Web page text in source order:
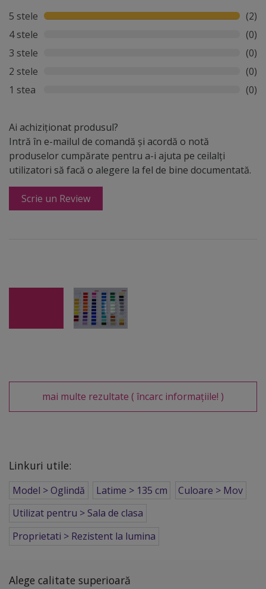
5 stele
(2)
4 stele
(0)
3 stele
(0)
2 stele
(0)
1 stea
(0)
Ai achiziționat produsul?
Intră în e-mailul de comandă și acordă o notă
produselor cumpărate pentru a-i ajuta pe ceilalți
utilizatori să facă o alegere la fel de bine documentată.
Scrie un Review
mai multe rezultate ( încarc informațiile! )
Linkuri utile:
Model > Oglindă Latime > 135 cm
Culoare > Mov
Utilizat pentru > Sala de clasa
Proprietati > Rezistent la lumina
Alege calitate superioară